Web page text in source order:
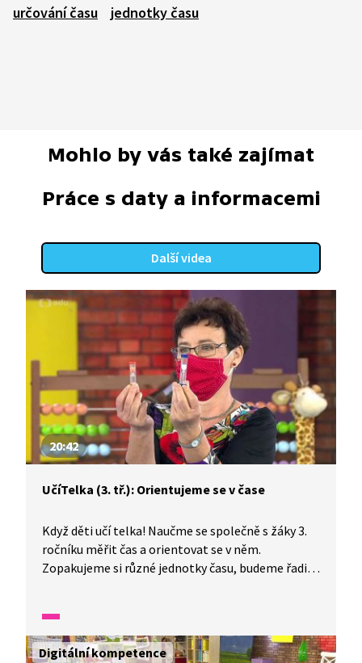
určování času
jednotky času
Mohlo by vás také zajímat
Práce s daty a informacemi
Další videa
20:42
UčíTelka (3. tř.): Orientujeme se v čase
Když děti učí telka! Naučme se společně s žáky 3.
ročníku měřit čas a orientovat se v něm.
Zopakujeme si různé jednotky času, budeme řadit
Digitální kompetence